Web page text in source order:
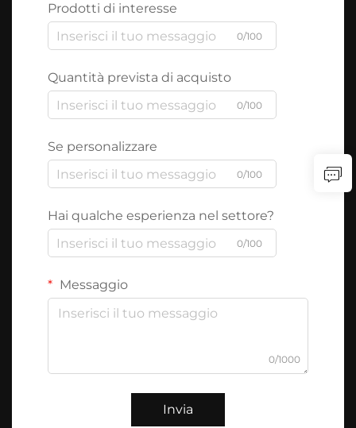
Prodotti di interesse
0/100
Quantità prevista di acquisto
0/100
Se personalizzare
0/100
Hai qualche esperienza nel settore?
0/100
Messaggio
0/1000
Invia